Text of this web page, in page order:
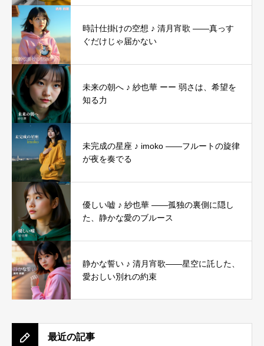
時計仕掛けの空想 ♪ 清月宵歌 ——真っす
ぐだけじゃ届かない
未来の朝へ ♪ 紗也華 ーー 弱さは、希望を
知る力
未完成の星座 ♪ imoko ――フルートの旋律
が夜を奏でる
優しい嘘 ♪ 紗也華 ――孤独の裏側に隠し
た、静かな愛のブルース
静かな誓い ♪ 清月宵歌――星空に託した、
愛おしい別れの約束
最近の記事